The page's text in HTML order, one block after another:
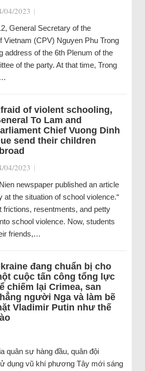
04/2023 |
General Secretary of the
Vietnam (CPV) Nguyen Phu Trong
address of the 6th Plenum of the
of the party. At that time, Trong
of violent schooling,
To Lam and
Chief Vuong Dinh
send their children
04/2023 |
newspaper published an article
at the situation of school violence.“
frictions, resentments, and petty
school violence. Now, students
friends,…
đang chuẩn bị cho
cuộc tấn công tổng lực
chiếm lại Crimea, san
người Nga và làm bẽ
Vladimir Putin như thế
quân sự hàng đầu, quân đội
dụng vũ khí phương Tây mới sáng